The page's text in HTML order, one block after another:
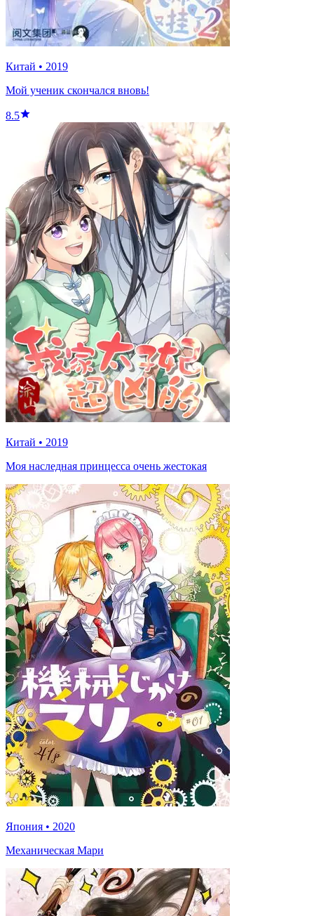
Китай • 2019
Мой ученик скончался вновь!
8.5
Китай • 2019
Моя наследная принцесса очень жестокая
Япония • 2020
Механическая Мари